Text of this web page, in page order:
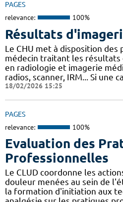
PAGES
relevance: 100%
Résultats
Le CHU met à disposition
médecin traitant les résultats
en radiologie et imagerie
radios, scanner, IRM... Si une
18/02/2026 15:25
PAGES
relevance: 100%
Evaluation des
Professionnelles
Le CLUD coordonne les
douleur menées au sein de
la formation d'initiation aux